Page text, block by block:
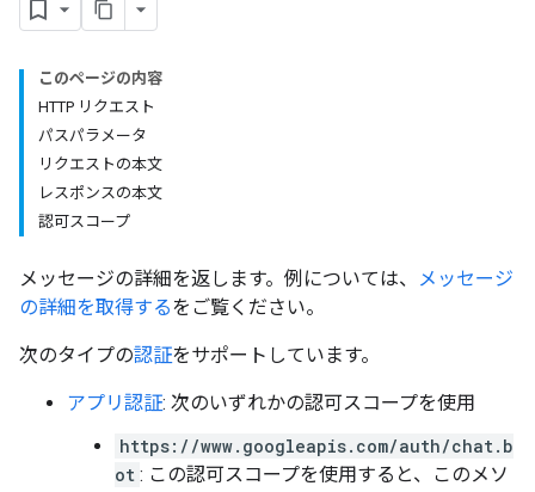
このページの内容
HTTP リクエスト
パスパラメータ
リクエストの本文
レスポンスの本文
認可スコープ
メッセージの詳細を返します。例については、
メッセージ
の詳細を取得するをご覧ください。
次のタイプの認証をサポートしています。
アプリ認証: 次のいずれかの認可スコープを使用
https://www.googleapis.com/auth/chat.b
ot : この認可スコープを使用すると、このメソ